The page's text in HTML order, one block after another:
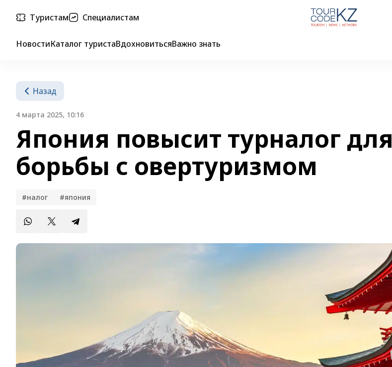
Туристам Специалистам
НовостиКаталог туристаВдохновитьсяВажно знать
Назад
4 марта 2025, 10:16
Япония повысит турналог для
борьбы с овертуризмом
#налог #япония